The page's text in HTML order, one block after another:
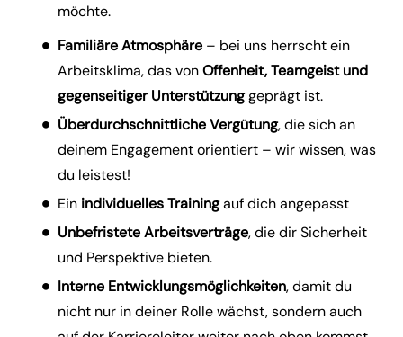
möchte.
Familiäre Atmosphäre – bei uns herrscht ein
Arbeitsklima, das vonOffenheit, Teamgeist und
gegenseitiger Unterstützunggeprägt ist.
Überdurchschnittliche Vergütung, die sich an
deinem Engagement orientiert – wir wissen, was
du leistest!
Ein individuelles Trainingauf dich angepasst
Unbefristete Arbeitsverträge, die dir Sicherheit
und Perspektive bieten.
Interne Entwicklungsmöglichkeiten, damit du
nicht nur in deiner Rolle wächst, sondern auch